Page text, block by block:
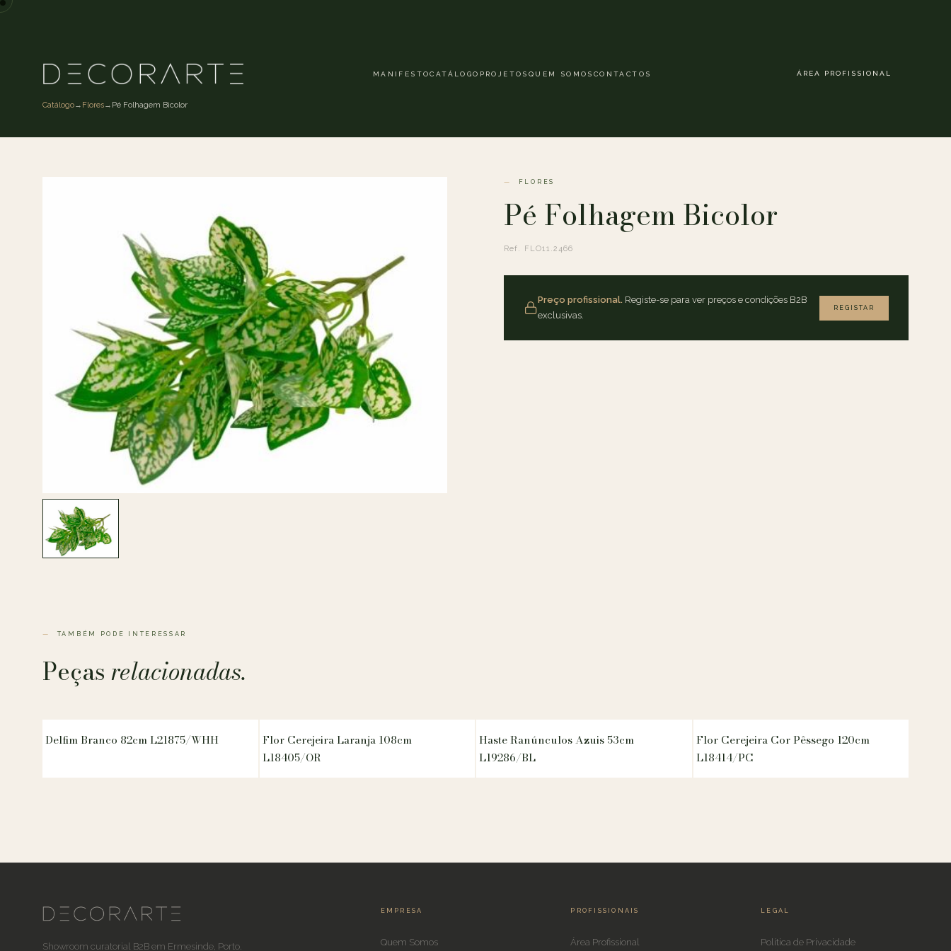
MANIFESTOCATÁLOGO PROJETOS QUEM SOMOS CONTACTOS ÁREA PROFISSIONAL
Catálogo→ Flores→ Pé Folhagem Bicolor
FLORES
Pé Folhagem Bicolor
Ref. FLO11.2466
Preço profissional. Registe-se para ver preços e condições B2B
exclusivas.
REGISTAR
TAMBÉM PODE INTERESSAR
Peçasrelacionadas.
Delfim Branco 82cm L21875/WHH
Flor Cerejeira Laranja 108cm
L18405/OR
Haste Ranúnculos Azuis 53cm
L19286/BL
Flor Cerejeira Cor Pêssego 120cm
L18414/PC
Showroom curatorial B2B em Ermesinde, Porto.
EMPRESA
Quem Somos
PROFISSIONAIS
Área Profissional
LEGAL
Política de Privacidade